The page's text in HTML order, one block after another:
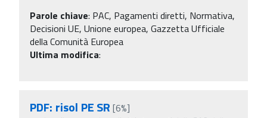
Parole chiave: PAC, Pagamenti diretti, Normativa,
Decisioni UE, Unione europea, Gazzetta Ufficiale
della Comunità Europea
Ultima modifica:
PDF: risol PE SR [6%]